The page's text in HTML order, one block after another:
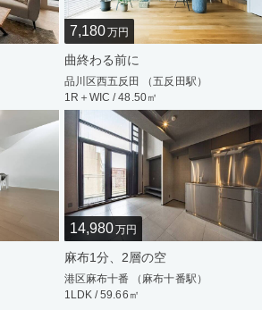
7,180万円
曲終わる前に
品川区西五反田 （五反田駅）
1R＋WIC / 48.50㎡
14,980万円
麻布1分、2層の空
港区麻布十番 （麻布十番駅）
1LDK / 59.66㎡